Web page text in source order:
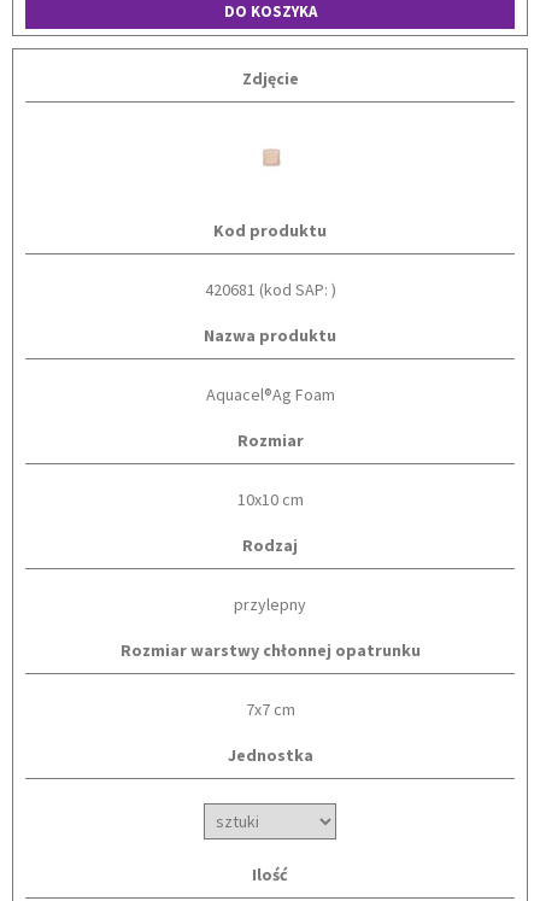
DO KOSZYKA
Zdjęcie
Kod produktu
420681 (kod SAP: )
Nazwa produktu
Aquacel®Ag Foam
Rozmiar
10x10 cm
Rodzaj
przylepny
Rozmiar warstwy chłonnej opatrunku
7x7 cm
Jednostka
Ilość